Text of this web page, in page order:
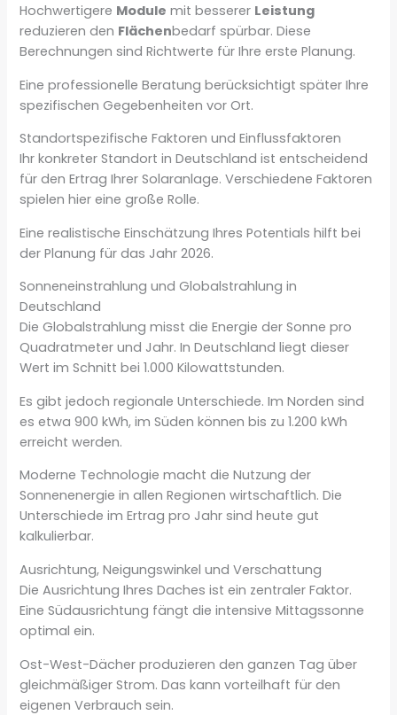
Hochwertigere Module mit besserer Leistung
reduzieren den Flächenbedarf spürbar. Diese
Berechnungen sind Richtwerte für Ihre erste Planung.
Eine professionelle Beratung berücksichtigt später Ihre
spezifischen Gegebenheiten vor Ort.
Standortspezifische Faktoren und Einflussfaktoren
Ihr konkreter Standort in Deutschland ist entscheidend
für den Ertrag Ihrer Solaranlage. Verschiedene Faktoren
spielen hier eine große Rolle.
Eine realistische Einschätzung Ihres Potentials hilft bei
der Planung für das Jahr 2026.
Sonneneinstrahlung und Globalstrahlung in
Deutschland
Die Globalstrahlung misst die Energie der Sonne pro
Quadratmeter und Jahr. In Deutschland liegt dieser
Wert im Schnitt bei 1.000 Kilowattstunden.
Es gibt jedoch regionale Unterschiede. Im Norden sind
es etwa 900 kWh, im Süden können bis zu 1.200 kWh
erreicht werden.
Moderne Technologie macht die Nutzung der
Sonnenenergie in allen Regionen wirtschaftlich. Die
Unterschiede im Ertrag pro Jahr sind heute gut
kalkulierbar.
Ausrichtung, Neigungswinkel und Verschattung
Die Ausrichtung Ihres Daches ist ein zentraler Faktor.
Eine Südausrichtung fängt die intensive Mittagssonne
optimal ein.
Ost-West-Dächer produzieren den ganzen Tag über
gleichmäßiger Strom. Das kann vorteilhaft für den
eigenen Verbrauch sein.